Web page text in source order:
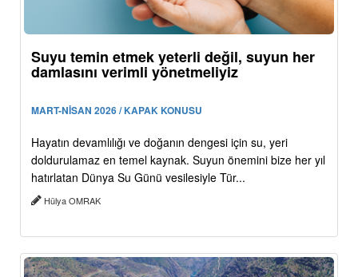
Suyu temin etmek yeterli değil, suyun her
damlasını verimli yönetmeliyiz
MART-NİSAN 2026 / KAPAK KONUSU
Hayatın devamlılığı ve doğanın dengesi için su, yeri
doldurulamaz en temel kaynak. Suyun önemini bize her yıl
hatırlatan Dünya Su Günü vesilesiyle Tür...
Hülya OMRAK